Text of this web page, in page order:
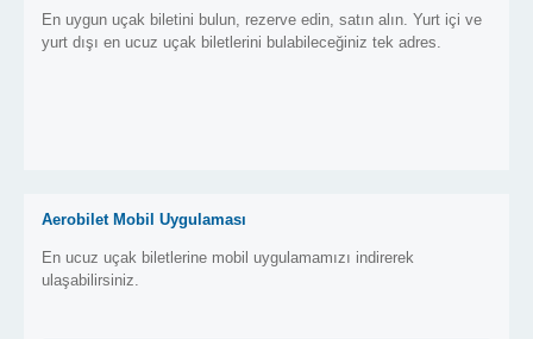
En uygun uçak biletini bulun, rezerve edin, satın alın. Yurt içi ve
yurt dışı en ucuz uçak biletlerini bulabileceğiniz tek adres.
Aerobilet Mobil Uygulaması
En ucuz uçak biletlerine mobil uygulamamızı indirerek
ulaşabilirsiniz.